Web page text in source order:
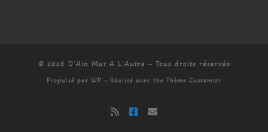
© 2026 D'Ain Mur A L'Autre – Tous droits réservés
Propulsé par WP – Réalisé avec the Thème Customizr